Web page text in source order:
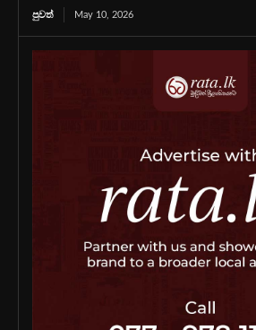
පුවත් May 10, 2026